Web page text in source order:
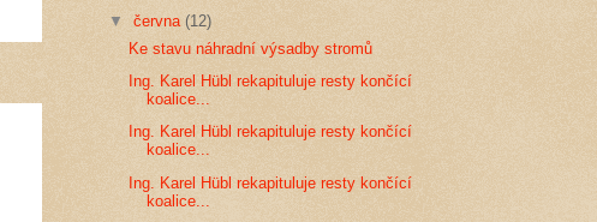
▼června (12)
Ke stavu náhradní výsadby stromů
Ing. Karel Hübl rekapituluje resty končící
koalice...
Ing. Karel Hübl rekapituluje resty končící
koalice...
Ing. Karel Hübl rekapituluje resty končící
koalice...